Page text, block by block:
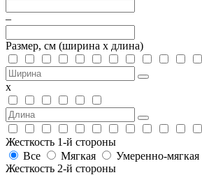
–
Размер, см (ширина х длина)
х
Жесткость 1-й стороны
Все
Мягкая Умеренно-мягкая
Жесткость 2-й стороны